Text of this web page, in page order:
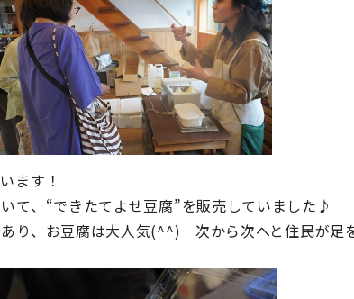
ます！
て、“できたてよせ豆腐”を販売していました♪
り、お豆腐は大人気(^^) 次から次へと住民が足